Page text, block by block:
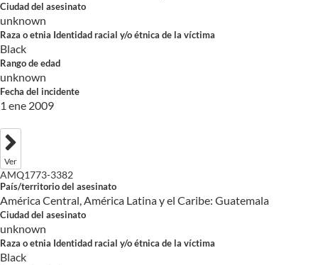
Ciudad del asesinato
unknown
Raza o etnia Identidad racial y/o étnica de la víctima
Black
Rango de edad
unknown
Fecha del incidente
1 ene 2009
Ver
AMQ1773-3382
País/territorio del asesinato
América Central, América Latina y el Caribe: Guatemala
Ciudad del asesinato
unknown
Raza o etnia Identidad racial y/o étnica de la víctima
Black